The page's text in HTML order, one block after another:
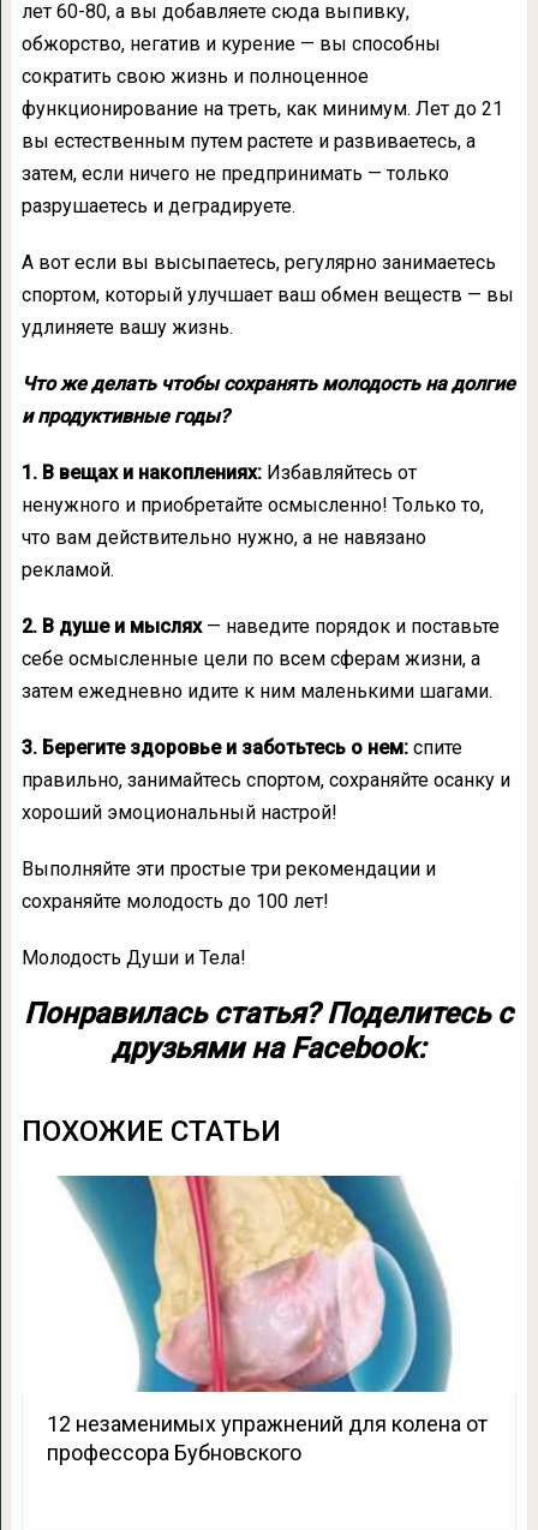
лет 60-80, а вы добавляете сюда выпивку,
обжорство, негатив и курение — вы способны
сократить свою жизнь и полноценное
функционирование на треть, как минимум. Лет до 21
вы естественным путем растете и развиваетесь, а
затем, если ничего не предпринимать — только
разрушаетесь и деградируете.
А вот если вы высыпаетесь, регулярно занимаетесь
спортом, который улучшает ваш обмен веществ — вы
удлиняете вашу жизнь.
Что же делать чтобы сохранять молодость на долгие
и продуктивные годы?
1. В вещах и накоплениях: Избавляйтесь от
ненужного и приобретайте осмысленно! Только то,
что вам действительно нужно, а не навязано
рекламой.
2. В душе и мыслях — наведите порядок и поставьте
себе осмысленные цели по всем сферам жизни, а
затем ежедневно идите к ним маленькими шагами.
3. Берегите здоровье и заботьтесь о нем: спите
правильно, занимайтесь спортом, сохраняйте осанку и
хороший эмоциональный настрой!
Выполняйте эти простые три рекомендации и
сохраняйте молодость до 100 лет!
Молодость Души и Тела!
Понравилась статья? Поделитесь с
друзьями на Facebook:
ПОХОЖИЕ СТАТЬИ
12 незаменимых упражнений для колена от
профессора Бубновского